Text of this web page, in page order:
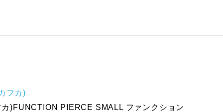
フカ)
)FUNCTION PIERCE SMALL ファンクション